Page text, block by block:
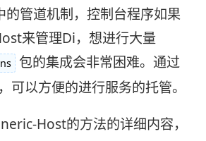
管道机制，控制台程序如果
来管理Di，想进行大量
包的集成会非常困难。通过
以方便的进行服务的托管。
Host的方法的详细内容，